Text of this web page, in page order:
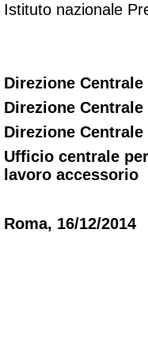
Istituto nazionale
Direzione
Direzione
Direzione
Ufficio centrale
lavoro accessorio
Roma, 16/12/2014